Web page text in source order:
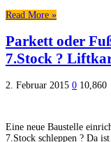
Read More »
Parkett oder
7.Stock ?
2. Februar 2015 0 10,860
Eine neue Baustelle
7.Stock schleppen ? Da